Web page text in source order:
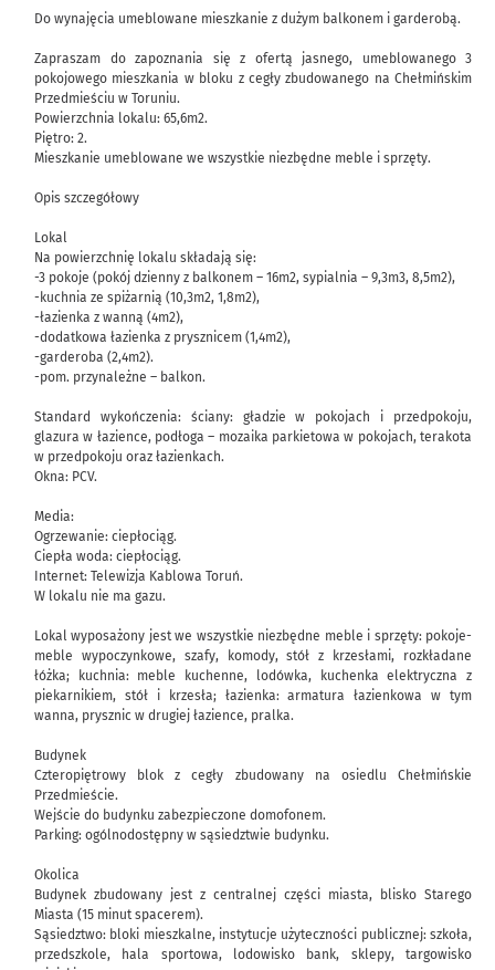
Do wynajęcia umeblowane mieszkanie z dużym balkonem i garderobą.
Zapraszam do zapoznania się z ofertą jasnego, umeblowanego 3
pokojowego mieszkania w bloku z cegły zbudowanego na Chełmińskim
Przedmieściu w Toruniu.
Powierzchnia lokalu: 65,6m2.
Piętro: 2.
Mieszkanie umeblowane we wszystkie niezbędne meble i sprzęty.
Opis szczegółowy
Lokal
Na powierzchnię lokalu składają się:
-3 pokoje (pokój dzienny z balkonem – 16m2, sypialnia – 9,3m3, 8,5m2),
-kuchnia ze spiżarnią (10,3m2, 1,8m2),
-łazienka z wanną (4m2),
-dodatkowa łazienka z prysznicem (1,4m2),
-garderoba (2,4m2).
-pom. przynależne – balkon.
Standard wykończenia: ściany: gładzie w pokojach i przedpokoju,
glazura w łazience, podłoga – mozaika parkietowa w pokojach, terakota
w przedpokoju oraz łazienkach.
Okna: PCV.
Media:
Ogrzewanie: ciepłociąg.
Ciepła woda: ciepłociąg.
Internet: Telewizja Kablowa Toruń.
W lokalu nie ma gazu.
Lokal wyposażony jest we wszystkie niezbędne meble i sprzęty: pokoje-
meble wypoczynkowe, szafy, komody, stół z krzesłami, rozkładane
łóżka; kuchnia: meble kuchenne, lodówka, kuchenka elektryczna z
piekarnikiem, stół i krzesła; łazienka: armatura łazienkowa w tym
wanna, prysznic w drugiej łazience, pralka.
Budynek
Czteropiętrowy blok z cegły zbudowany na osiedlu Chełmińskie
Przedmieście.
Wejście do budynku zabezpieczone domofonem.
Parking: ogólnodostępny w sąsiedztwie budynku.
Okolica
Budynek zbudowany jest z centralnej części miasta, blisko Starego
Miasta (15 minut spacerem).
Sąsiedztwo: bloki mieszkalne, instytucje użyteczności publicznej: szkoła,
przedszkole, hala sportowa, lodowisko bank, sklepy, targowisko